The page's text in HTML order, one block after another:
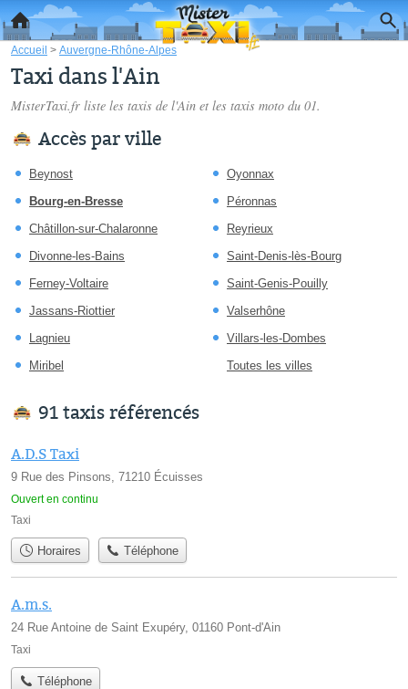
Accueil > Auvergne-Rhône-Alpes
Taxi dans l'Ain
MisterTaxi.fr liste les taxis de l'Ain et les taxis moto du 01.
Accès par ville
Beynost
Bourg-en-Bresse
Châtillon-sur-Chalaronne
Divonne-les-Bains
Ferney-Voltaire
Jassans-Riottier
Lagnieu
Miribel
Oyonnax
Péronnas
Reyrieux
Saint-Denis-lès-Bourg
Saint-Genis-Pouilly
Valserhône
Villars-les-Dombes
Toutes les villes
91 taxis référencés
A.D.S Taxi
9 Rue des Pinsons, 71210 Écuisses
Ouvert en continu
Taxi
Horaires Téléphone
A.m.s.
24 Rue Antoine de Saint Exupéry, 01160 Pont-d'Ain
Taxi
Téléphone